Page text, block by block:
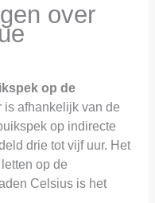
over
op de
is afhankelijk van de
op indirecte
drie tot vijf uur. Het
op de
Celsius is het